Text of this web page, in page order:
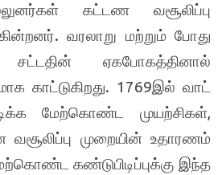
கட்டண வசூலிப்பு
வரலாறு மற்றும் போது
ஏகபோகத்தினால்
காட்டுகிறது. 1769இல் வாட்
மேற்கொண்ட முயற்சிகள்,
முறையின் உதாரணம்
கண்டுபிடிப்புக்கு இந்த